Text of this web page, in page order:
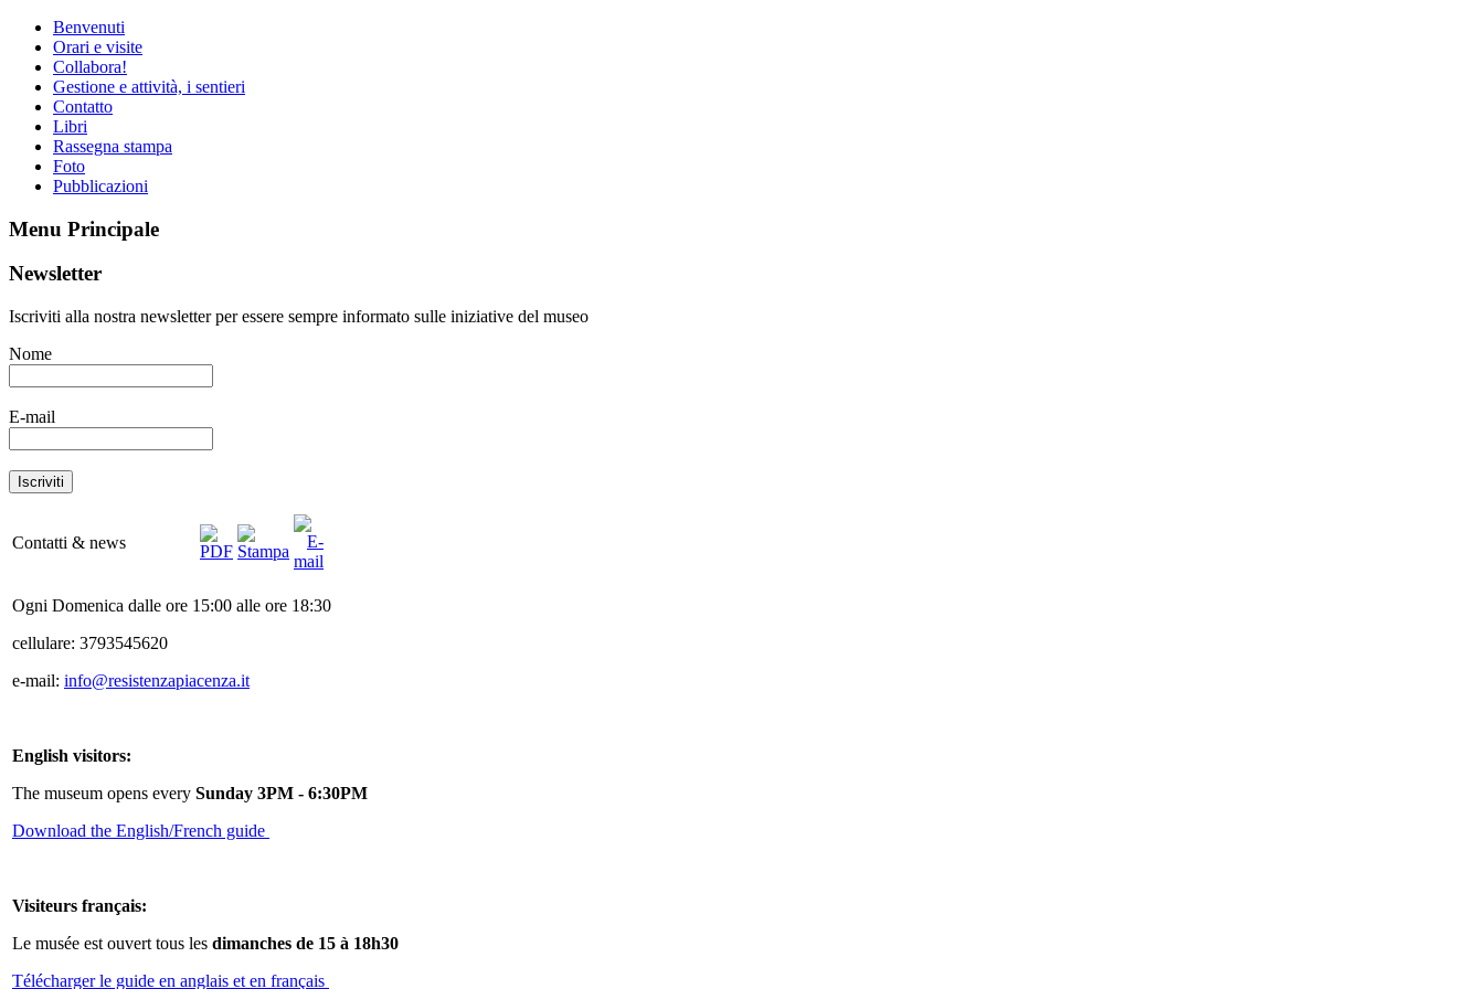
Benvenuti
Orari e visite
Collabora!
Gestione e attività, i sentieri
Contatto
Libri
Rassegna stampa
Foto
Pubblicazioni
Menu Principale
Newsletter
Iscriviti alla nostra newsletter per essere sempre informato sulle iniziative del museo
Nome
E-mail
Contatti & news
Ogni Domenica dalle ore 15:00 alle ore 18:30
cellulare: 3793545620
e-mail: info@resistenzapiacenza.it
English visitors:
The museum opens every Sunday 3PM - 6:30PM
Download the English/French guide
Visiteurs français:
Le musée est ouvert tous les dimanches de 15 à 18h30
Télécharger le guide en anglais et en français